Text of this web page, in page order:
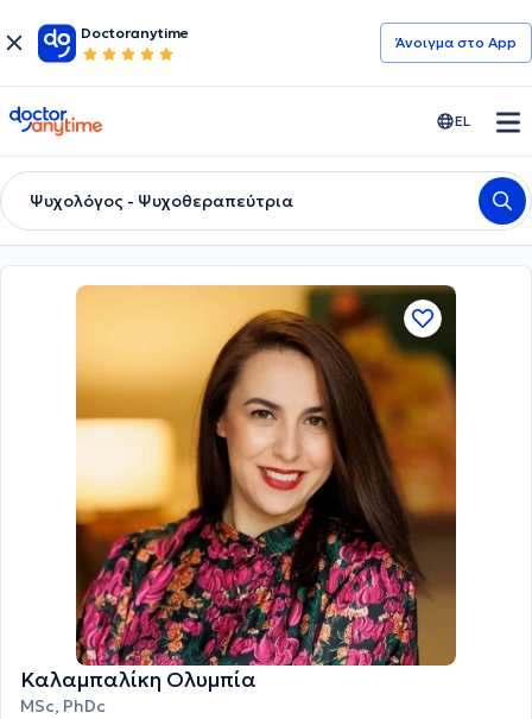
Doctoranytime
Άνοιγμα στο App
doctoranytime EL
Ψυχολόγος - Ψυχοθεραπεύτρια
Καλαμπαλίκη Ολυμπία
MSc, PhDc